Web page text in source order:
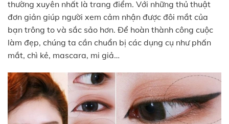
thường xuyên nhất là trang điểm. Với những thủ thuật
đơn giản giúp người xem cảm nhận được đôi mắt của
bạn trông to và sắc sảo hơn. Để hoàn thành công cuộc
làm đẹp, chúng ta cần chuẩn bị các dụng cụ như phấn
mắt, chì kẻ, mascara, mi giả…